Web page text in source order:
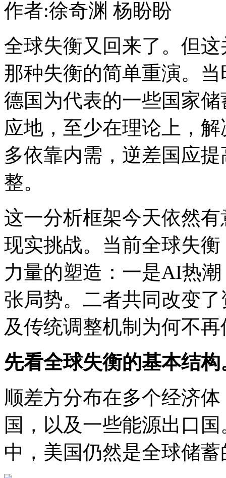
作者:徐奇渊 杨盼盼
全球失衡又回来了。但
那种失衡的简单重演。
德国为代表的一些国家
应地，至少在理论上，
多依靠内需，逆差国应
整。
这一分析框架今天依然
现实挑战。当前全球失
力量的塑造：一是AI热
张局势。二者共同改变
及传统调整机制为何不
先看全球失衡的基本结构
顺差方分布在多个经济
国，以及一些能源出口
中，美国仍然是全球储